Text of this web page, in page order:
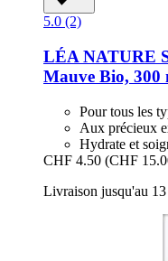
5.0 (2)
LÉA NATURE
Mauve Bio, 300
Pour tous les
Aux précieux
Hydrate et
CHF 4.50 (CHF
Livraison jusqu'au